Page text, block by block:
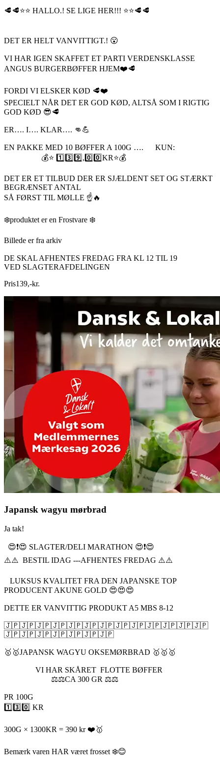
🥩🥩⭐️⭐️ HALLO.! SE LIGE HER!!! ⭐️⭐️🥩🥩
DET ER HELT VANVITTIGT.! 😮
VI HAR IGEN SKAFFET ET PARTI VERDENSKLASSE
ANGUS BURGERBØFFER HJEM❤️🥩
FORDI VI ELSKER KØD 🥩❤️
SPECIELT NÅR DET ER GOD KØD, ALTSÅ SOM I RIGTIG
GOD KØD 😎🥩
ER…. I…. KLAR…. 👊💪
EN PAKKE MED 10 BØFFER A 100G …. KUN:
💰⭐️ 1️⃣3️⃣9️⃣,0️⃣0️⃣KR⭐️💰
DET ER ET TILBUD DER ER SJÆLDENT SET OG STÆRKT
BEGRÆNSET ANTAL
SÅ FØRST TIL MØLLE ☝️🔥
❄️produktet er en Frostvare ❄️
Billede er fra arkiv
DE SKAL AFHENTES FREDAG FRA KL 12 TIL 19
VED SLAGTERAFDELINGEN
Pris139,-kr.
Japansk wagyu mørbrad
Ja tak!
😍❗️😍 SLAGTER/DELI MARATHON 😍❗️😍
⚠️⚠️ BESTIL IDAG ---AFHENTES FREDAG ⚠️⚠️
LUKSUS KVALITET FRA DEN JAPANSKE TOP
PRODUCENT AKUNE GOLD 😍😍😍
DETTE ER VANVITTIG PRODUKT A5 MBS 8-12
🇯🇵🇯🇵🇯🇵🇯🇵🇯🇵🇯🇵🇯🇵🇯🇵🇯🇵🇯🇵🇯🇵🇯🇵🇯🇵
🇯🇵🇯🇵🇯🇵🇯🇵🇯🇵🇯🇵🇯🇵
🥇🥇JAPANSK WAGYU OKSEMØRBRAD 🥇🥇🥇
VI HAR SKÅRET FLOTTE BØFFER
⚖️⚖️CA 300 GR ⚖️⚖️
PR 100G
1️⃣3️⃣0️⃣ KR
300G × 1300KR = 390 kr ❤️🥇
Bemærk varen HAR været frosset ❄️😊